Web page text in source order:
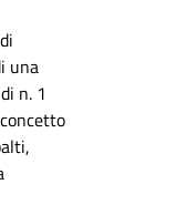
una
n. 1